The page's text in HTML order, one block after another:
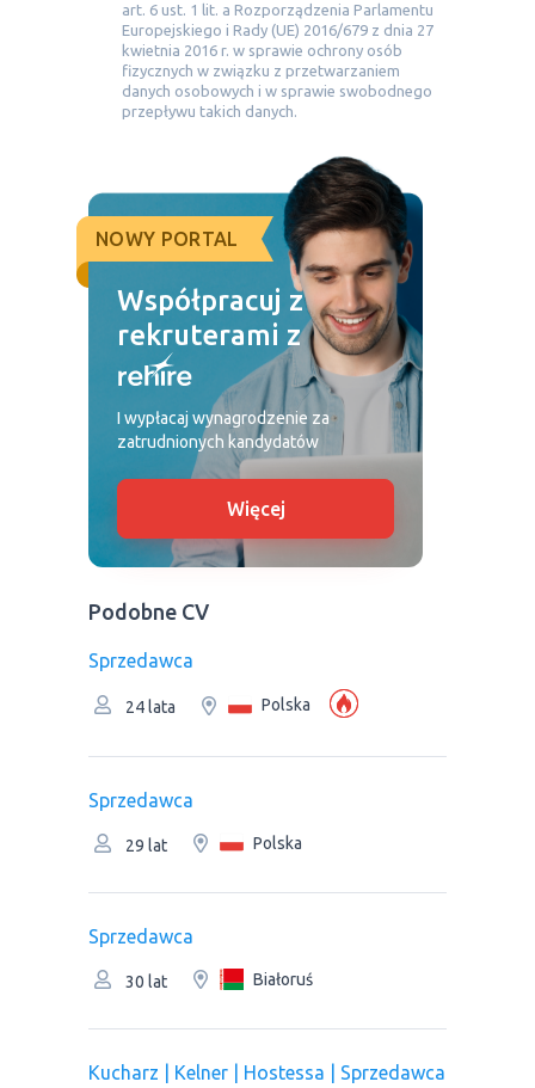
art. 6 ust. 1 lit. a Rozporządzenia Parlamentu
Europejskiego i Rady (UE) 2016/679 z dnia 27
kwietnia 2016 r. w sprawie ochrony osób
fizycznych w związku z przetwarzaniem
danych osobowych i w sprawie swobodnego
przepływu takich danych.
NOWY PORTAL
Współpracuj z
rekruterami z
I wypłacaj wynagrodzenie za
zatrudnionych kandydatów
Więcej
Podobne CV
Sprzedawca
24 lata Polska
Sprzedawca
29 lat Polska
Sprzedawca
30 lat Białoruś
Kucharz | Kelner | Hostessa | Sprzedawca